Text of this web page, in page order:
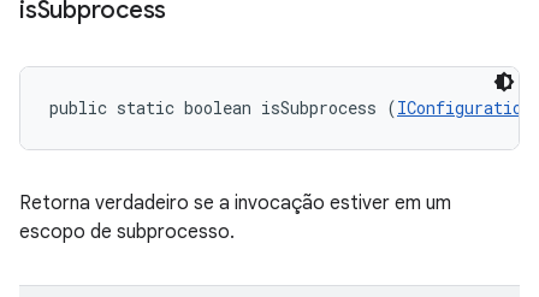
isSubprocess
public static boolean isSubprocess (IConfiguration
Retorna verdadeiro se a invocação estiver em um
escopo de subprocesso.